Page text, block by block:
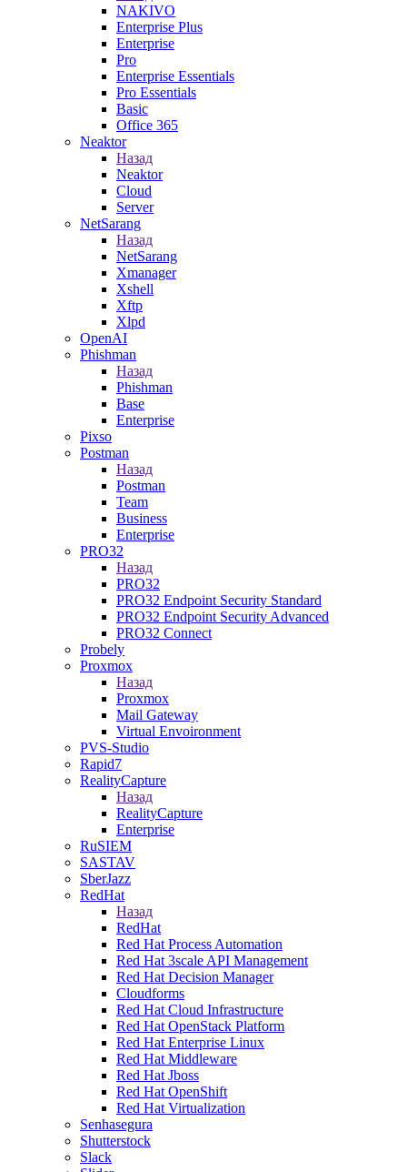
NAKIVO
Enterprise Plus
Enterprise
Pro
Enterprise Essentials
Pro Essentials
Basic
Office 365
Neaktor
Назад
Neaktor
Cloud
Server
NetSarang
Назад
NetSarang
Xmanager
Xshell
Xftp
Xlpd
OpenAI
Phishman
Назад
Phishman
Base
Enterprise
Pixso
Postman
Назад
Postman
Team
Business
Enterprise
PRO32
Назад
PRO32
PRO32 Endpoint Security Standard
PRO32 Endpoint Security Advanced
PRO32 Connect
Probely
Proxmox
Назад
Proxmox
Mail Gateway
Virtual Envoironment
PVS-Studio
Rapid7
RealityCapture
Назад
RealityCapture
Enterprise
RuSIEM
SASTAV
SberJazz
RedHat
Назад
RedHat
Red Hat Process Automation
Red Hat 3scale API Management
Red Hat Decision Manager
Cloudforms
Red Hat Cloud Infrastructure
Red Hat OpenStack Platform
Red Hat Enterprise Linux
Red Hat Middleware
Red Hat Jboss
Red Hat OpenShift
Red Hat Virtualization
Senhasegura
Shutterstock
Slack